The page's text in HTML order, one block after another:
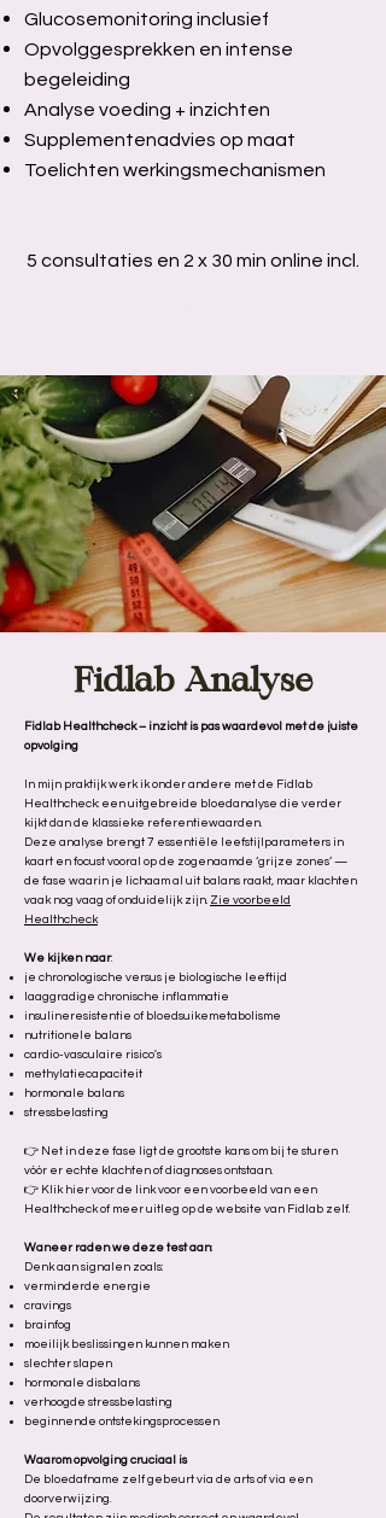
Glucosemonitoring inclusief
Opvolggesprekken en intense
begeleiding
Analyse voeding + inzichten
Supplementenadvies op maat
Toelichten werkingsmechanismen
5 consultaties en 2 x 30 min online incl.
Fidlab Analyse
Fidlab Healthcheck – inzicht is pas waardevol met de juiste
opvolging
In mijn praktijk werk ik onder andere met de Fidlab
Healthcheck: een uitgebreide bloedanalyse die verder
kijkt dan de klassieke referentiewaarden.
Deze analyse brengt 7 essentiële leefstijlparameters in
kaart en focust vooral op de zogenaamde ‘grijze zones’ —
de fase waarin je lichaam al uit balans raakt, maar klachten
vaak nog vaag of onduidelijk zijn. Zie voorbeeld
Healthcheck
We kijken naar:
je chronologische versus je biologische leeftijd
laaggradige chronische inflammatie
insulineresistentie of bloedsuikemetabolisme
nutritionele balans
cardio-vasculaire risico's
methylatiecapaciteit
hormonale balans
stressbelasting
👉 Net in deze fase ligt de grootste kans om bij te sturen
vóór er echte klachten of diagnoses ontstaan.
👉 Klik hier voor de link voor een voorbeeld van een
Healthcheck of meer uitleg op de website van Fidlab zelf.
Waneer raden we deze test aan:
Denk aan signalen zoals:
verminderde energie
cravings
brainfog
moeilijk beslissingen kunnen maken
slechter slapen
hormonale disbalans
verhoogde stressbelasting
beginnende ontstekingsprocessen
Waarom opvolging cruciaal is
De bloedafname zelf gebeurt via de arts of via een
doorverwijzing.